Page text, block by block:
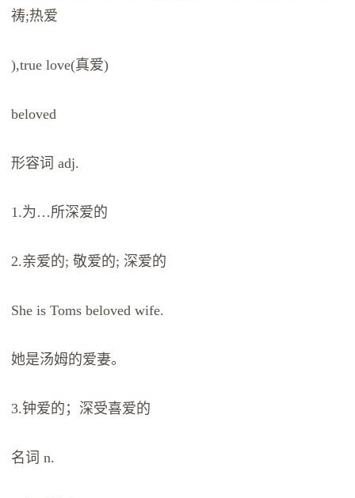
祷;热爱
),true love(真爱)
beloved
形容词 adj.
1.为…所深爱的
2.亲爱的; 敬爱的; 深爱的
She is Toms beloved wife.
她是汤姆的爱妻。
3.钟爱的；深受喜爱的
名词 n.